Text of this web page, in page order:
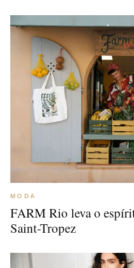
MODA
FARM Rio leva o
Saint-Tropez